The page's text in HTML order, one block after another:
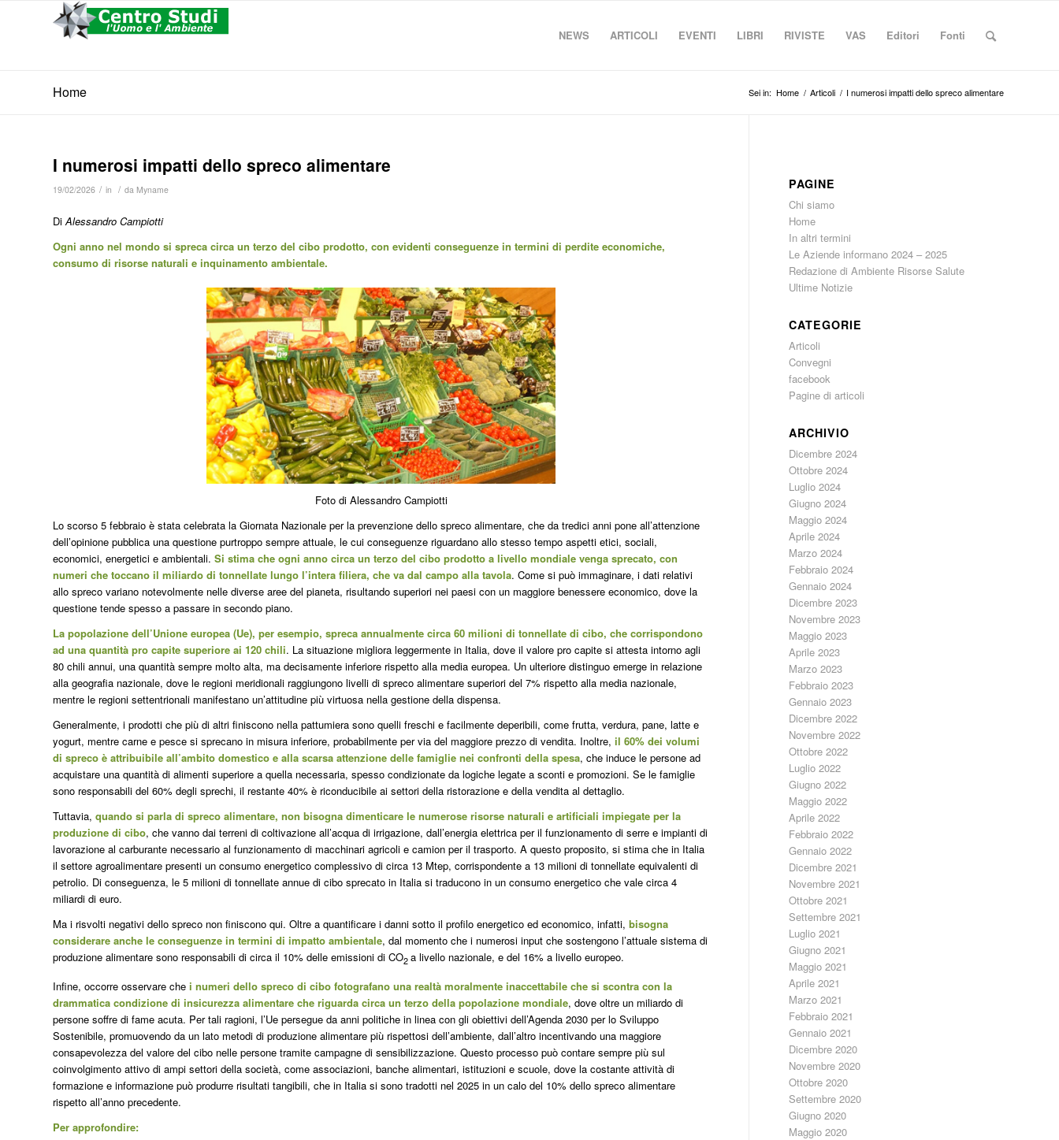
NEWS ARTICOLI EVENTI LIBRI RIVISTE VAS Editori Fonti
Home Sei in: Home / Articoli / I numerosi impatti dello spreco alimentare
I numerosi impatti dello spreco alimentare
19/02/2026 / in / da Myname
DiAlessandro Campiotti
Ogni anno nel mondo si spreca circa un terzo del cibo prodotto, con evidenti conseguenze in termini di perdite economiche,
consumo di risorse naturali e inquinamento ambientale.
Foto di Alessandro Campiotti
Lo scorso 5 febbraio è stata celebrata la Giornata Nazionale per la prevenzione dello spreco alimentare, che da tredici anni pone all’attenzione
dell’opinione pubblica una questione purtroppo sempre attuale, le cui conseguenze riguardano allo stesso tempo aspetti etici, sociali,
economici, energetici e ambientali. Si stima che ogni anno circa un terzo del cibo prodotto a livello mondiale venga sprecato, con
numeri che toccano il miliardo di tonnellate lungo l’intera filiera, che va dal campo alla tavola. Come si può immaginare, i dati relativi
allo spreco variano notevolmente nelle diverse aree del pianeta, risultando superiori nei paesi con un maggiore benessere economico, dove la
questione tende spesso a passare in secondo piano.
La popolazione dell’Unione europea (Ue), per esempio, spreca annualmente circa 60 milioni di tonnellate di cibo, che corrispondono
ad una quantità pro capite superiore ai 120 chili. La situazione migliora leggermente in Italia, dove il valore pro capite si attesta intorno agli
80 chili annui, una quantità sempre molto alta, ma decisamente inferiore rispetto alla media europea. Un ulteriore distinguo emerge in relazione
alla geografia nazionale, dove le regioni meridionali raggiungono livelli di spreco alimentare superiori del 7% rispetto alla media nazionale,
mentre le regioni settentrionali manifestano un’attitudine più virtuosa nella gestione della dispensa.
Generalmente, i prodotti che più di altri finiscono nella pattumiera sono quelli freschi e facilmente deperibili, come frutta, verdura, pane, latte e
yogurt, mentre carne e pesce si sprecano in misura inferiore, probabilmente per via del maggiore prezzo di vendita. Inoltre, il 60% dei volumi
di spreco è attribuibile all’ambito domestico e alla scarsa attenzione delle famiglie nei confronti della spesa, che induce le persone ad
acquistare una quantità di alimenti superiore a quella necessaria, spesso condizionate da logiche legate a sconti e promozioni. Se le famiglie
sono responsabili del 60% degli sprechi, il restante 40% è riconducibile ai settori della ristorazione e della vendita al dettaglio.
Tuttavia, quando si parla di spreco alimentare, non bisogna dimenticare le numerose risorse naturali e artificiali impiegate per la
produzione di cibo, che vanno dai terreni di coltivazione all’acqua di irrigazione, dall’energia elettrica per il funzionamento di serre e impianti di
lavorazione al carburante necessario al funzionamento di macchinari agricoli e camion per il trasporto. A questo proposito, si stima che in Italia
il settore agroalimentare presenti un consumo energetico complessivo di circa 13 Mtep, corrispondente a 13 milioni di tonnellate equivalenti di
petrolio. Di conseguenza, le 5 milioni di tonnellate annue di cibo sprecato in Italia si traducono in un consumo energetico che vale circa 4
miliardi di euro.
Ma i risvolti negativi dello spreco non finiscono qui. Oltre a quantificare i danni sotto il profilo energetico ed economico, infatti, bisogna
considerare anche le conseguenze in termini di impatto ambientale, dal momento che i numerosi input che sostengono l’attuale sistema di
produzione alimentare sono responsabili di circa il 10% delle emissioni di CO2 a livello nazionale, e del 16% a livello europeo.
Infine, occorre osservare che i numeri dello spreco di cibo fotografano una realtà moralmente inaccettabile che si scontra con la
drammatica condizione di insicurezza alimentare che riguarda circa un terzo della popolazione mondiale, dove oltre un miliardo di
persone soffre di fame acuta. Per tali ragioni, l’Ue persegue da anni politiche in linea con gli obiettivi dell’Agenda 2030 per lo Sviluppo
Sostenibile, promuovendo da un lato metodi di produzione alimentare più rispettosi dell’ambiente, dall’altro incentivando una maggiore
consapevolezza del valore del cibo nelle persone tramite campagne di sensibilizzazione. Questo processo può contare sempre più sul
coinvolgimento attivo di ampi settori della società, come associazioni, banche alimentari, istituzioni e scuole, dove la costante attività di
formazione e informazione può produrre risultati tangibili, che in Italia si sono tradotti nel 2025 in un calo del 10% dello spreco alimentare
rispetto all’anno precedente.
Per approfondire:
PAGINE
Chi siamo
Home
In altri termini
Le Aziende informano 2024 – 2025
Redazione di Ambiente Risorse Salute
Ultime Notizie
CATEGORIE
Articoli
Convegni
facebook
Pagine di articoli
ARCHIVIO
Dicembre 2024
Ottobre 2024
Luglio 2024
Giugno 2024
Maggio 2024
Aprile 2024
Marzo 2024
Febbraio 2024
Gennaio 2024
Dicembre 2023
Novembre 2023
Maggio 2023
Aprile 2023
Marzo 2023
Febbraio 2023
Gennaio 2023
Dicembre 2022
Novembre 2022
Ottobre 2022
Luglio 2022
Giugno 2022
Maggio 2022
Aprile 2022
Febbraio 2022
Gennaio 2022
Dicembre 2021
Novembre 2021
Ottobre 2021
Settembre 2021
Luglio 2021
Giugno 2021
Maggio 2021
Aprile 2021
Marzo 2021
Febbraio 2021
Gennaio 2021
Dicembre 2020
Novembre 2020
Ottobre 2020
Settembre 2020
Giugno 2020
Maggio 2020